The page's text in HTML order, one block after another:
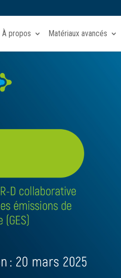
À propos Matériaux avancés